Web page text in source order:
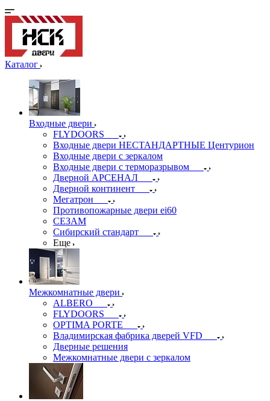
Каталог
Входные двери
FLYDOORS
Входные двери НЕСТАНДАРТНЫЕ Центурион
Входные двери с зеркалом
Входные двери с терморазрывом
Дверной АРСЕНАЛ
Дверной континент
Мегатрон
Противопожарные двери ei60
СЕЗАМ
Сибирский стандарт
Еще
Межкомнатные двери
ALBERO
FLYDOORS
OPTIMA PORTE
Владимирская фабрика дверей VFD
Дверные решения
Межкомнатные двери c зеркалом